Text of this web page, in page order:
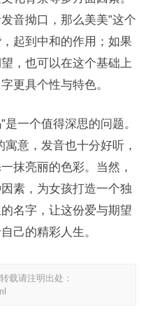
音拗口，那么美美”这个
起到中和的作用；如果
，也可以在这个基础上
更具个性与特色。
一个值得深思的问题。
意，发音也十分好听，
抹亮丽的色彩。当然，
素，为女孩打造一个独
名字，让这份爱与期望
己的精彩人生。
载请注明出处：